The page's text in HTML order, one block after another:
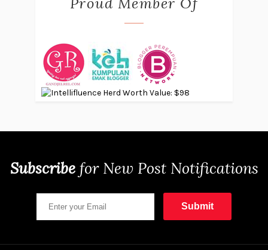
Subscribe forNew Post Notifications